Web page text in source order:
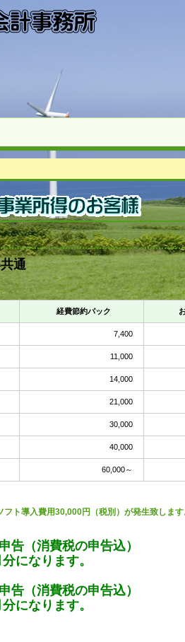
通
別：
経費節約パック お
7,400
11,000
14,000
21,000
30,000
40,000
60,000～
ト導入費用30,000円（税別）が発生致しま
（消費税の申告込）
になります。
（消費税の申告込）
になります。